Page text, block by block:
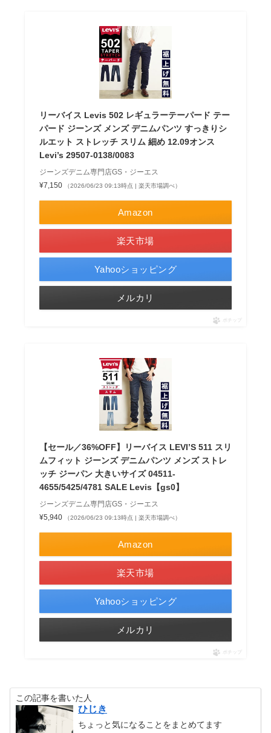
リーバイス Levis 502 レギュラーテーパード テー
パード ジーンズ メンズ デニムパンツ すっきりシ
ルエット ストレッチ スリム 細め 12.09オンス
Levi’s 29507-0138/0083
ジーンズデニム専門店GS・ジーエス
¥7,150
（2026/06/23 09:13時点 | 楽天市場調べ）
Amazon
楽天市場
Yahooショッピング
メルカリ
ポチップ
【セール／36%OFF】リーバイス LEVI’S 511 スリ
ムフィット ジーンズ デニムパンツ メンズ ストレ
ッチ ジーパン 大きいサイズ 04511-
4655/5425/4781 SALE Levis【gs0】
ジーンズデニム専門店GS・ジーエス
¥5,940
（2026/06/23 09:13時点 | 楽天市場調べ）
Amazon
楽天市場
Yahooショッピング
メルカリ
ポチップ
この記事を書いた人
ひじき
ちょっと気になることをまとめてます